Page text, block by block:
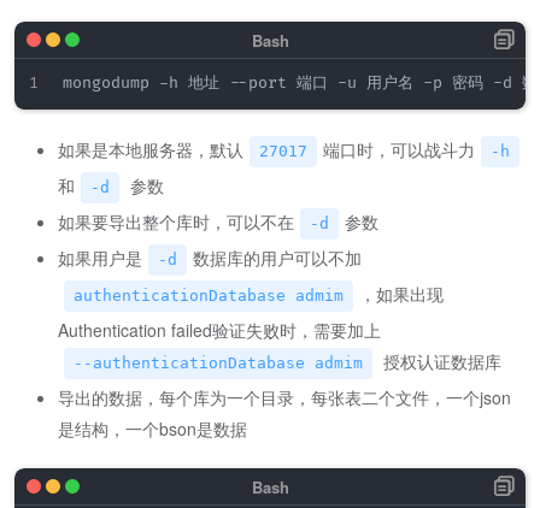
如果是本地服务器，默认 27017 端口时，可以战斗力 -h
和 -d
参数
如果要导出整个库时，可以不在
-d
参数
如果用户是
-d 数据库的用户可以不加
authenticationDatabase admim
，如果出现
Authentication failed验证失败时，需要加上
--authenticationDatabase admim
授权认证数据库
导出的数据，每个库为一个目录，每张表二个文件，一个json
是结构，一个bson是数据